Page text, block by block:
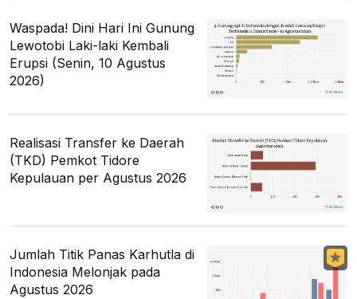
Waspada! Dini Hari Ini Gunung
Lewotobi Laki-laki Kembali
Erupsi (Senin, 10 Agustus
2026)
Realisasi Transfer ke Daerah
(TKD) Pemkot Tidore
Kepulauan per Agustus 2026
Jumlah Titik Panas Karhutla di
Indonesia Melonjak pada
Agustus 2026